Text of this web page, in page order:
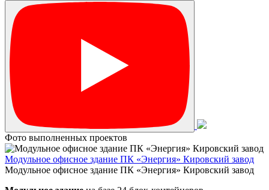
Фото выполненных проектов
Модульное офисное здание ПК «Энергия» Кировский завод
Модульное офисное здание ПК «Энергия» Кировский завод